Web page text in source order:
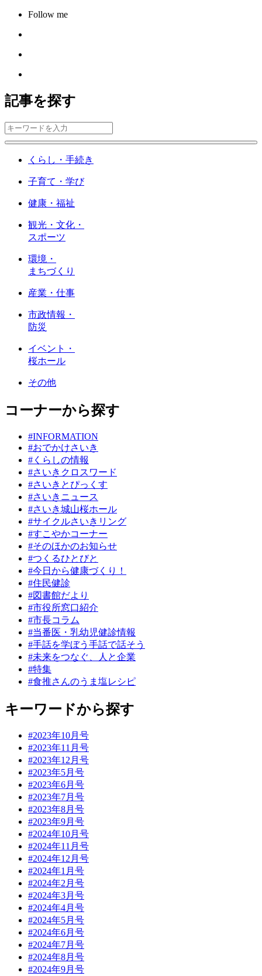
Follow me
記事を探す
くらし・手続き
子育て・学び
健康・福祉
観光・文化・
スポーツ
環境・
まちづくり
産業・仕事
市政情報・
防災
イベント・
桜ホール
その他
コーナーから探す
#INFORMATION
#おでかけさいき
#くらしの情報
#さいきクロスワード
#さいきとぴっくす
#さいきニュース
#さいき城山桜ホール
#サイクルさいきリング
#すこやかコーナー
#そのほかのお知らせ
#つくるひとびと
#今日から健康づくり！
#住民健診
#図書館だより
#市役所窓口紹介
#市長コラム
#当番医・乳幼児健診情報
#手話を学ぼう手話で話そう
#未来をつなぐ、人と企業
#特集
#食推さんのうま塩レシピ
キーワードから探す
#2023年10月号
#2023年11月号
#2023年12月号
#2023年5月号
#2023年6月号
#2023年7月号
#2023年8月号
#2023年9月号
#2024年10月号
#2024年11月号
#2024年12月号
#2024年1月号
#2024年2月号
#2024年3月号
#2024年4月号
#2024年5月号
#2024年6月号
#2024年7月号
#2024年8月号
#2024年9月号